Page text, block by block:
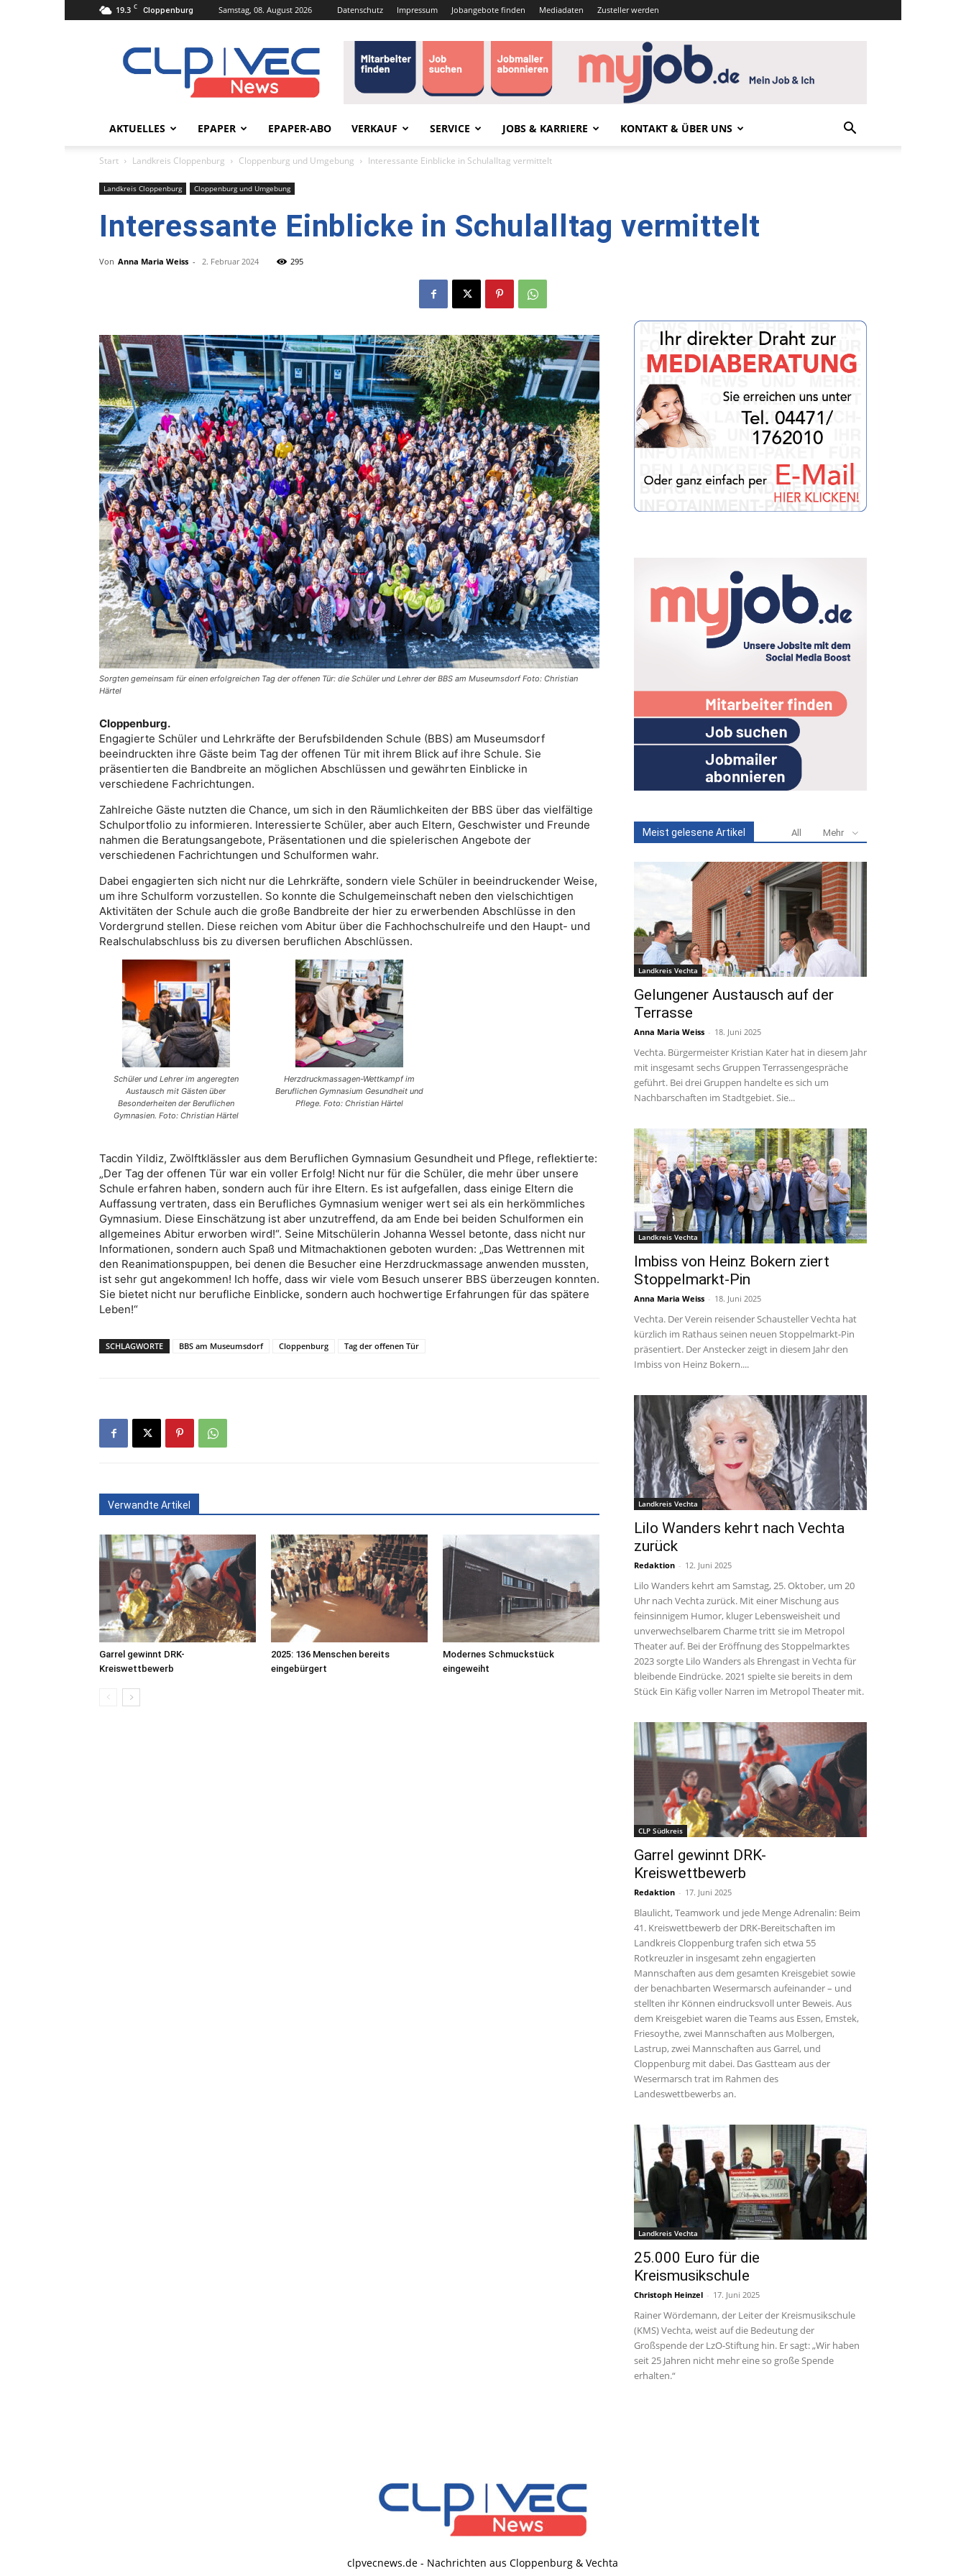
19.3 C Cloppenburg Samstag, 08. August 2026 Datenschutz Impressum Jobangebote finden Mediadaten Zusteller werden
clpvecnews.de
AKTUELLES EPAPER EPAPER-ABO VERKAUF SERVICE JOBS & KARRIERE KONTAKT & ÜBER UNS
Start Landkreis Cloppenburg Cloppenburg und Umgebung Interessante Einblicke in Schulalltag vermittelt
Landkreis Cloppenburg Cloppenburg und Umgebung
Interessante Einblicke in Schulalltag vermittelt
Von Anna Maria Weiss - 2. Februar 2024 295
Sorgten gemeinsam für einen erfolgreichen Tag der offenen Tür: die Schüler und Lehrer der BBS am Museumsdorf Foto: Christian
Härtel
Cloppenburg.
Engagierte Schüler und Lehrkräfte der Berufsbildenden Schule (BBS) am Museumsdorf
beeindruckten ihre Gäste beim Tag der offenen Tür mit ihrem Blick auf ihre Schule. Sie
präsentierten die Bandbreite an möglichen Abschlüssen und gewährten Einblicke in
verschiedene Fachrichtungen.
Zahlreiche Gäste nutzten die Chance, um sich in den Räumlichkeiten der BBS über das vielfältige
Schulportfolio zu informieren. Interessierte Schüler, aber auch Eltern, Geschwister und Freunde
nahmen die Beratungsangebote, Präsentationen und die spielerischen Angebote der
verschiedenen Fachrichtungen und Schulformen wahr.
Dabei engagierten sich nicht nur die Lehrkräfte, sondern viele Schüler in beeindruckender Weise,
um ihre Schulform vorzustellen. So konnte die Schulgemeinschaft neben den vielschichtigen
Aktivitäten der Schule auch die große Bandbreite der hier zu erwerbenden Abschlüsse in den
Vordergrund stellen. Diese reichen vom Abitur über die Fachhochschulreife und den Haupt- und
Realschulabschluss bis zu diversen beruflichen Abschlüssen.
Schüler und Lehrer im angeregten
Austausch mit Gästen über
Besonderheiten der Beruflichen
Gymnasien. Foto: Christian Härtel
Herzdruckmassagen-Wettkampf im
Beruflichen Gymnasium Gesundheit und
Pflege. Foto: Christian Härtel
Tacdin Yildiz, Zwölftklässler aus dem Beruflichen Gymnasium Gesundheit und Pflege, reflektierte:
„Der Tag der offenen Tür war ein voller Erfolg! Nicht nur für die Schüler, die mehr über unsere
Schule erfahren haben, sondern auch für ihre Eltern. Es ist aufgefallen, dass einige Eltern die
Auffassung vertraten, dass ein Berufliches Gymnasium weniger wert sei als ein herkömmliches
Gymnasium. Diese Einschätzung ist aber unzutreffend, da am Ende bei beiden Schulformen ein
allgemeines Abitur erworben wird!“. Seine Mitschülerin Johanna Wessel betonte, dass nicht nur
Informationen, sondern auch Spaß und Mitmachaktionen geboten wurden: „Das Wettrennen mit
den Reanimationspuppen, bei denen die Besucher eine Herzdruckmassage anwenden mussten,
ist sehr gut angekommen! Ich hoffe, dass wir viele vom Besuch unserer BBS überzeugen konnten.
Sie bietet nicht nur berufliche Einblicke, sondern auch hochwertige Erfahrungen für das spätere
Leben!“
SCHLAGWORTE BBS am Museumsdorf Cloppenburg Tag der offenen Tür
Verwandte Artikel
Garrel gewinnt DRK-
Kreiswettbewerb
2025: 136 Menschen bereits
eingebürgert
Modernes Schmuckstück
eingeweiht
Meist gelesene Artikel All Mehr
Landkreis Vechta
Gelungener Austausch auf der
Terrasse
Anna Maria Weiss - 18. Juni 2025
Vechta. Bürgermeister Kristian Kater hat in diesem Jahr
mit insgesamt sechs Gruppen Terrassengespräche
geführt. Bei drei Gruppen handelte es sich um
Nachbarschaften im Stadtgebiet. Sie...
Landkreis Vechta
Imbiss von Heinz Bokern ziert
Stoppelmarkt-Pin
Anna Maria Weiss - 18. Juni 2025
Vechta. Der Verein reisender Schausteller Vechta hat
kürzlich im Rathaus seinen neuen Stoppelmarkt-Pin
präsentiert. Der Anstecker zeigt in diesem Jahr den
Imbiss von Heinz Bokern....
Landkreis Vechta
Lilo Wanders kehrt nach Vechta
zurück
Redaktion - 12. Juni 2025
Lilo Wanders kehrt am Samstag, 25. Oktober, um 20
Uhr nach Vechta zurück. Mit einer Mischung aus
feinsinnigem Humor, kluger Lebensweisheit und
unverwechselbarem Charme tritt sie im Metropol
Theater auf. Bei der Eröffnung des Stoppelmarktes
2023 sorgte Lilo Wanders als Ehrengast in Vechta für
bleibende Eindrücke. 2021 spielte sie bereits in dem
Stück Ein Käfig voller Narren im Metropol Theater mit.
CLP Südkreis
Garrel gewinnt DRK-
Kreiswettbewerb
Redaktion - 17. Juni 2025
Blaulicht, Teamwork und jede Menge Adrenalin: Beim
41. Kreiswettbewerb der DRK-Bereitschaften im
Landkreis Cloppenburg trafen sich etwa 55
Rotkreuzler in insgesamt zehn engagierten
Mannschaften aus dem gesamten Kreisgebiet sowie
der benachbarten Wesermarsch aufeinander – und
stellten ihr Können eindrucksvoll unter Beweis. Aus
dem Kreisgebiet waren die Teams aus Essen, Emstek,
Friesoythe, zwei Mannschaften aus Molbergen,
Lastrup, zwei Mannschaften aus Garrel, und
Cloppenburg mit dabei. Das Gastteam aus der
Wesermarsch trat im Rahmen des
Landeswettbewerbs an.
Landkreis Vechta
25.000 Euro für die
Kreismusikschule
Christoph Heinzel - 17. Juni 2025
Rainer Wördemann, der Leiter der Kreismusikschule
(KMS) Vechta, weist auf die Bedeutung der
Großspende der LzO-Stiftung hin. Er sagt: „Wir haben
seit 25 Jahren nicht mehr eine so große Spende
erhalten.“
clpvecnews.de - Nachrichten aus Cloppenburg & Vechta